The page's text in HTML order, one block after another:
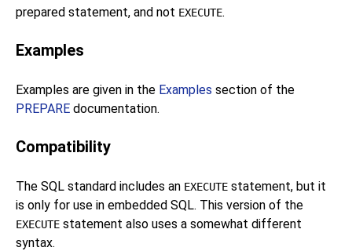
prepared statement, and not EXECUTE.
Examples
Examples are given in the Examples section of the
PREPARE documentation.
Compatibility
The SQL standard includes an EXECUTE statement, but it
is only for use in embedded SQL. This version of the
EXECUTE statement also uses a somewhat different
syntax.